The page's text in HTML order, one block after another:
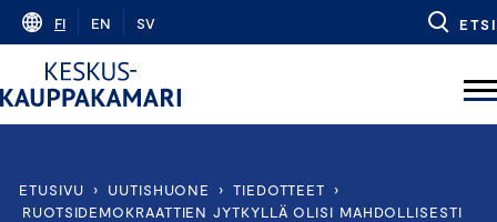
Skip
content
FI EN SV ETSI
ETUSIVU › UUTISHUONE › TIEDOTTEET
›
RUOTSIDEMOKRAATTIEN JYTKYLLÄ OLISI MAHDOLLISESTI